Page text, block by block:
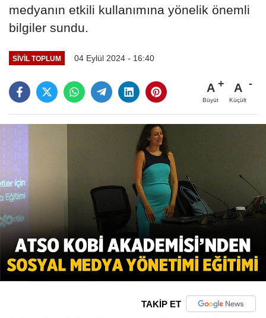
medyanın etkili kullanımına yönelik önemli
bilgiler sundu.
SIVIL TOPLUM 04 Eylül 2024 - 16:40
A
Büyüt
A
Küçült
TAKİP ET